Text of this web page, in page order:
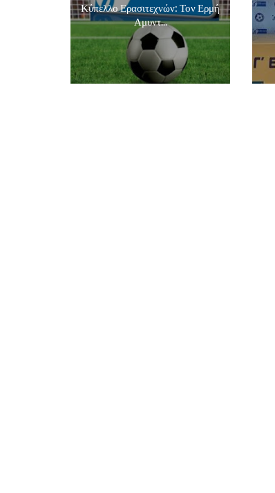
Κύπελλο Ερασιτεχνών: Τον Ερμή
Αμυντ...